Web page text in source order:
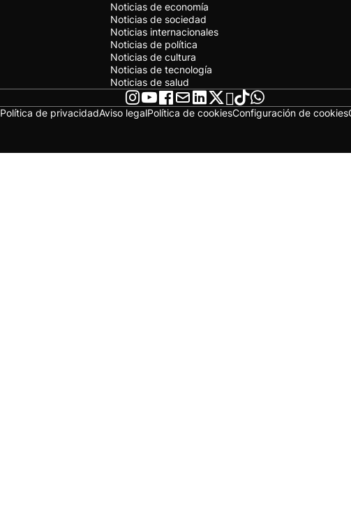
Noticias de economía
Noticias de sociedad
Noticias internacionales
Noticias de política
Noticias de cultura
Noticias de tecnología
Noticias de salud
Política de privacidadAviso legalPolítica de cookiesConfiguración de cookies